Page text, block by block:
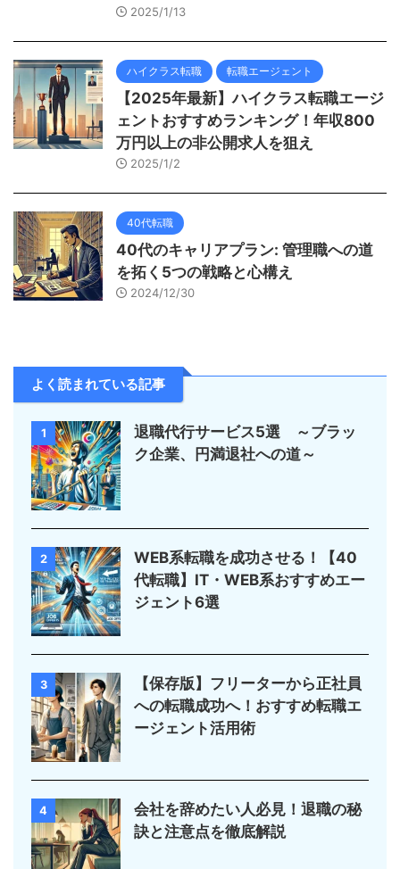
2025/1/13
ハイクラス転職 転職エージェント
【2025年最新】ハイクラス転職エージ
ェントおすすめランキング！年収800
万円以上の非公開求人を狙え
2025/1/2
40代転職
40代のキャリアプラン: 管理職への道
を拓く5つの戦略と心構え
2024/12/30
よく読まれている記事
1
退職代行サービス5選 ～ブラッ
ク企業、円満退社への道～
2
WEB系転職を成功させる！【40
代転職】IT・WEB系おすすめエー
ジェント6選
3
【保存版】フリーターから正社員
への転職成功へ！おすすめ転職エ
ージェント活用術
4
会社を辞めたい人必見！退職の秘
訣と注意点を徹底解説